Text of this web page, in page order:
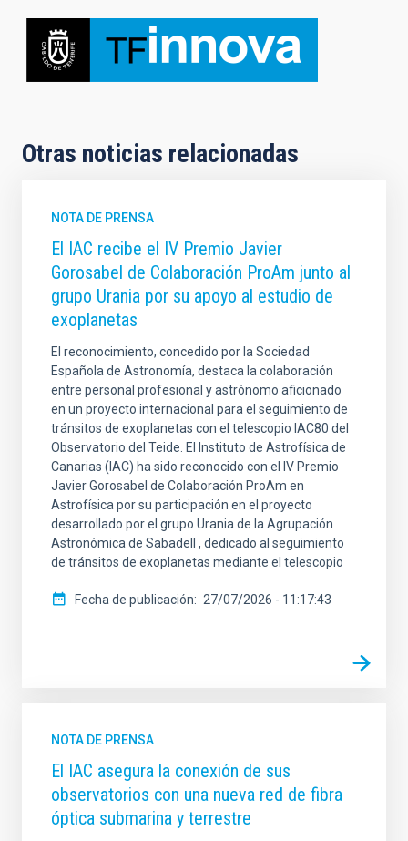
Otras noticias relacionadas
NOTA DE PRENSA
El IAC recibe el IV Premio Javier
Gorosabel de Colaboración ProAm junto al
grupo Urania por su apoyo al estudio de
exoplanetas
El reconocimiento, concedido por la Sociedad
Española de Astronomía, destaca la colaboración
entre personal profesional y astrónomo aficionado
en un proyecto internacional para el seguimiento de
tránsitos de exoplanetas con el telescopio IAC80 del
Observatorio del Teide. El Instituto de Astrofísica de
Canarias (IAC) ha sido reconocido con el IV Premio
Javier Gorosabel de Colaboración ProAm en
Astrofísica por su participación en el proyecto
desarrollado por el grupo Urania de la Agrupación
Astronómica de Sabadell , dedicado al seguimiento
de tránsitos de exoplanetas mediante el telescopio
Fecha de publicación 27/07/2026 - 11:17:43
NOTA DE PRENSA
El IAC asegura la conexión de sus
observatorios con una nueva red de fibra
óptica submarina y terrestre